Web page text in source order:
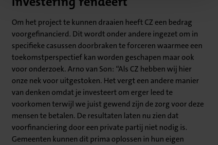
Om het project te kunnen draaien heeft CZ een bedrag
voorgefinancierd. Dit wordt onder andere ingezet om in
specifieke casussen doorbraken te forceren waarmee een
toekomstperspectief kan worden geschapen maar ook
voor onderzoek. Arno van Son: “Als CZ hebben wij hier
onze nek voor uitgestoken. Het vergt een andere manier
van denken omdat je investeert om erger leed te
voorkomen terwijl we juist gewend zijn de zorg voor deze
mensen te betalen. De resultaten laten nu zien dat
voorfinanciering door een private partij niet nodig is.
Gemeenten kunnen dit prima oplossen in hun eigen